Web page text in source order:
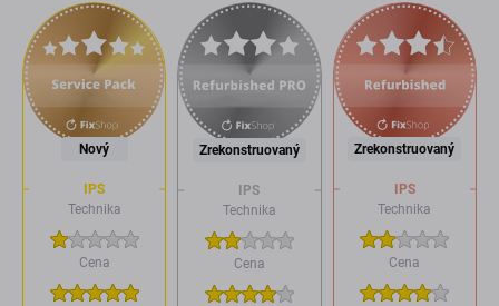
Nový
IPS
Technika
Cena
Zrekonstruovaný
IPS
Technika
Cena
Zrekonstruovaný
IPS
Technika
Cena